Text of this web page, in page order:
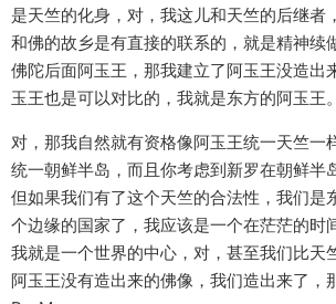
是天竺的化身，对，我这儿和天竺的后继者
和佛的故乡是有直接的联系的，就是精神续
佛陀后面阿玉王，那我建立了阿玉王没造出
玉王也是可以对比的，我就是东方的阿玉王。
对，那我自然就有资格像阿玉王统一天竺一
统一朝鲜半岛，而且你考虑到新罗在朝鲜半
但如果我们有了这个天竺的合法性，我们是
个边缘的国家了，我应该是一个在茫茫的时
我就是一个世界的中心，对，甚至我们比天
阿玉王没有造出来的佛像，我们造出来了，